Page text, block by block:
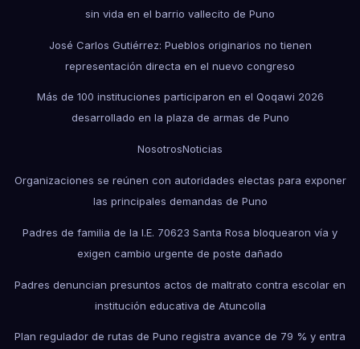
sin vida en el barrio vallecito de Puno
José Carlos Gutiérrez: Pueblos originarios no tienen
representación directa en el nuevo congreso
Más de 100 instituciones participaron en el Qoqawi 2026
desarrollado en la plaza de armas de Puno
NosotrosNoticias
Organizaciones se reúnen con autoridades electas para exponer
las principales demandas de Puno
Padres de familia de la I.E. 70623 Santa Rosa bloquearon vía y
exigen cambio urgente de poste dañado
Padres denuncian presuntos actos de maltrato contra escolar en
institución educativa de Atuncolla
Plan regulador de rutas de Puno registra avance de 79 % y entra